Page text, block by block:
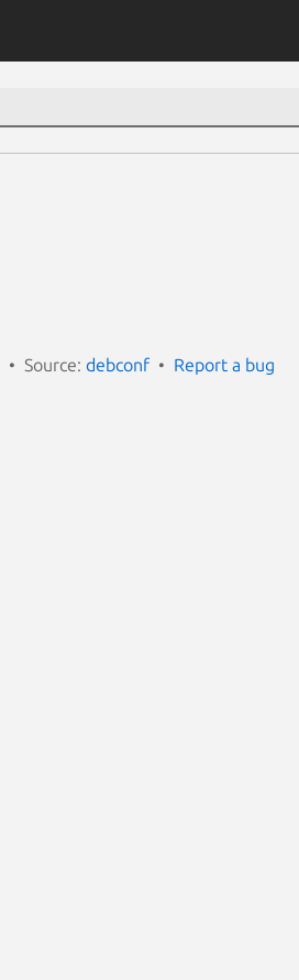
Source: debconf Report a bug